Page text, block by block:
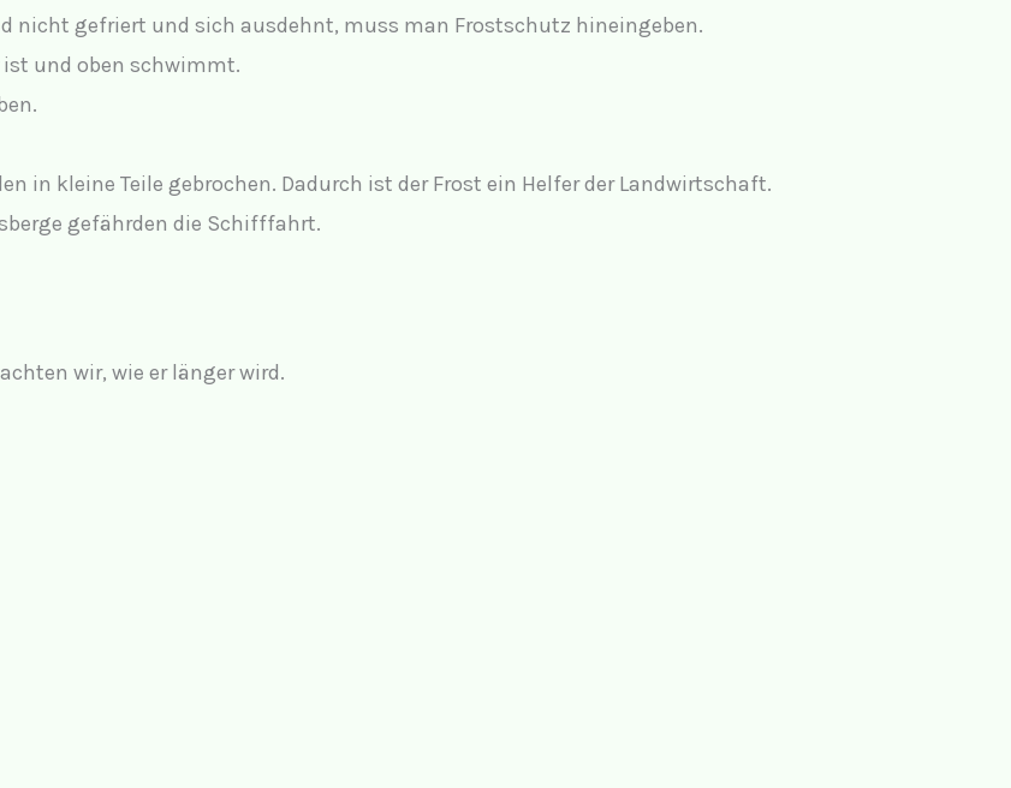
nicht gefriert und sich ausdehnt, muss man Frostschutz hineingeben.
ist und oben schwimmt.
in kleine Teile gebrochen. Dadurch ist der Frost ein Helfer der Landwirtschaft.
gefährden die Schifffahrt.
wir, wie er länger wird.